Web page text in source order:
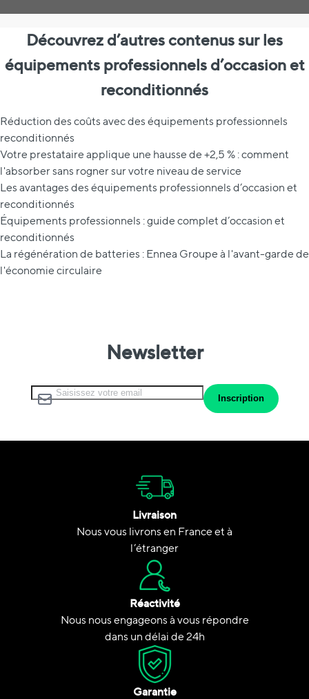
Découvrez d’autres contenus sur les
équipements professionnels d’occasion et
reconditionnés
Réduction des coûts avec des équipements professionnels
reconditionnés
Votre prestataire applique une hausse de +2,5 % : comment
l'absorber sans rogner sur votre niveau de service
Les avantages des équipements professionnels d’occasion et
reconditionnés
Équipements professionnels : guide complet d’occasion et
reconditionnés
La régénération de batteries : Ennea Groupe à l'avant-garde de
l'économie circulaire
Newsletter
Inscription à notre lettre d’information :
Inscription
Livraison
Nous vous livrons en France et à
l’étranger
Réactivité
Nous nous engageons à vous répondre
dans un délai de 24h
Garantie